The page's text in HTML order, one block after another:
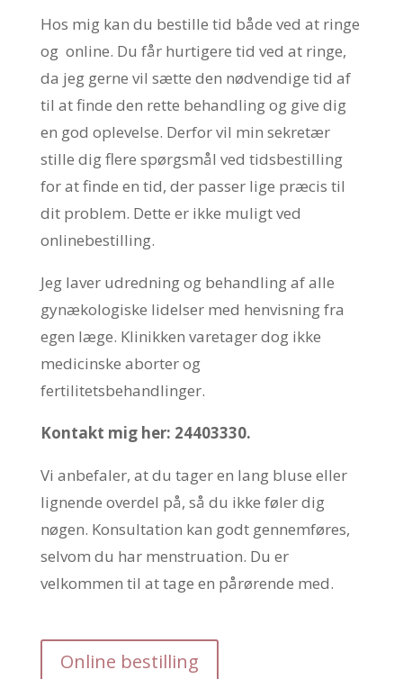
Hos mig kan du bestille tid både ved at ringe
og online. Du får hurtigere tid ved at ringe,
da jeg gerne vil sætte den nødvendige tid af
til at finde den rette behandling og give dig
en god oplevelse. Derfor vil min sekretær
stille dig flere spørgsmål ved tidsbestilling
for at finde en tid, der passer lige præcis til
dit problem. Dette er ikke muligt ved
onlinebestilling.
Jeg laver udredning og behandling af alle
gynækologiske lidelser med henvisning fra
egen læge. Klinikken varetager dog ikke
medicinske aborter og
fertilitetsbehandlinger.
Kontakt mig her: 24403330.
Vi anbefaler, at du tager en lang bluse eller
lignende overdel på, så du ikke føler dig
nøgen. Konsultation kan godt gennemføres,
selvom du har menstruation. Du er
velkommen til at tage en pårørende med.
Online bestilling